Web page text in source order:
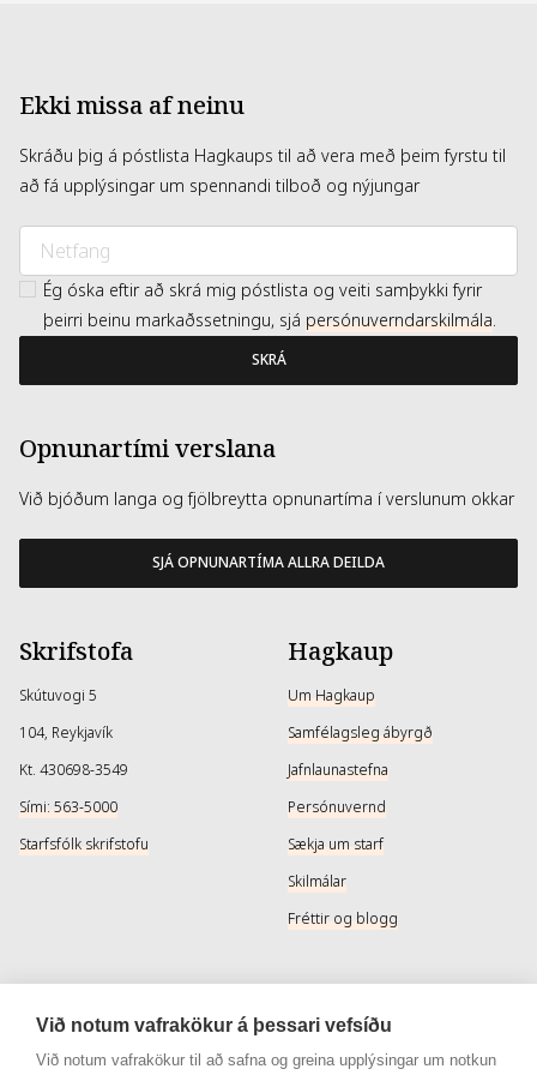
Ekki missa af neinu
Skráðu þig á póstlista Hagkaups til að vera með þeim fyrstu til
að fá upplýsingar um spennandi tilboð og nýjungar
Ég óska eftir að skrá mig póstlista og veiti samþykki fyrir
þeirri beinu markaðssetningu, sjá persónuverndarskilmála.
SKRÁ
Opnunartími verslana
Við bjóðum langa og fjölbreytta opnunartíma í verslunum okkar
SJÁ OPNUNARTÍMA ALLRA DEILDA
Skrifstofa
Skútuvogi 5
104, Reykjavík
Kt. 430698-3549
Sími: 563-5000
Starfsfólk skrifstofu
Hagkaup
Um Hagkaup
Samfélagsleg ábyrgð
Jafnlaunastefna
Persónuvernd
Sækja um starf
Skilmálar
Fréttir og blogg
Þjónusta
Afhendingarmöguleikar
Samfélagsmiðlar
Instagram
Við notum vafrakökur á þessari vefsíðu
Við notum vafrakökur til að safna og greina upplýsingar um notkun